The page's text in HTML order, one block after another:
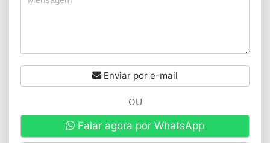
Enviar por e-mail
OU
Falar agora por WhatsApp